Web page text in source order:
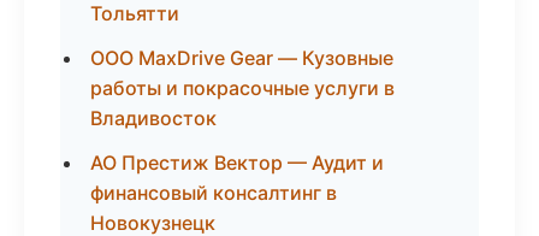
Тольятти
ООО MaxDrive Gear — Кузовные
работы и покрасочные услуги в
Владивосток
АО Престиж Вектор — Аудит и
финансовый консалтинг в
Новокузнецк